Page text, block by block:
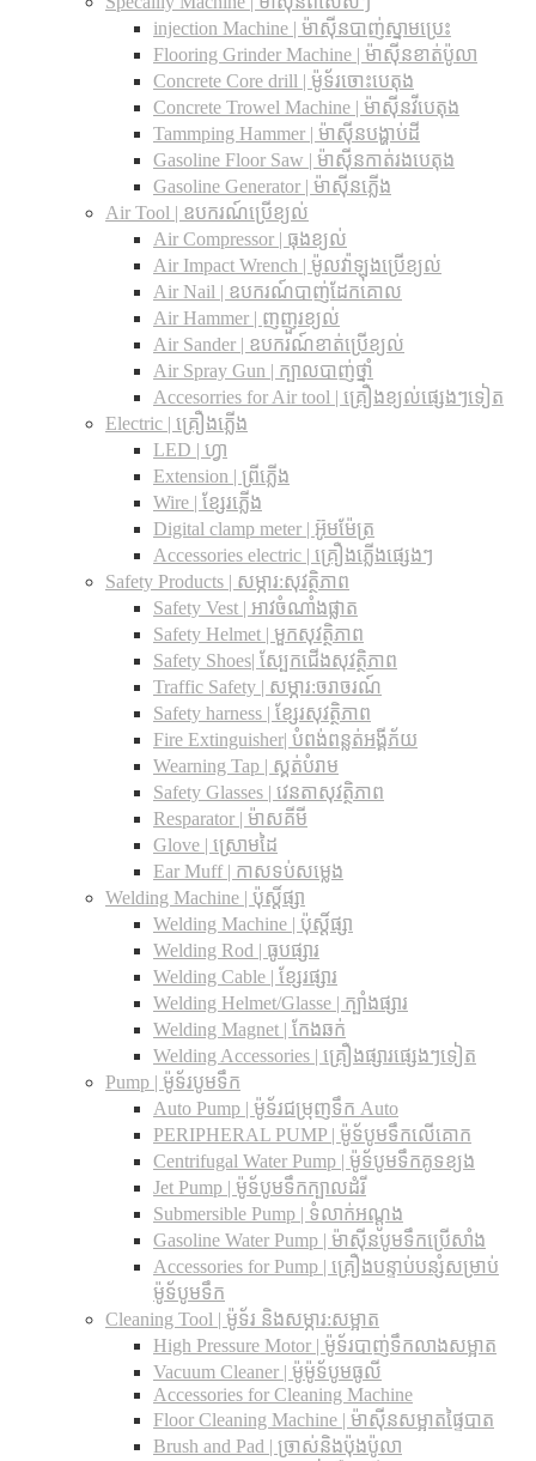
injection Machine | ម៉ាស៊ីនបាញ់ស្នាមប្រេះ
Flooring Grinder Machine | ម៉ាស៊ីនខាត់ប៉ូលា
Concrete Core drill | ម៉ូទ័រចោះបេតុង
Concrete Trowel Machine | ម៉ាស៊ីនវីបេតុង
Tammping Hammer | ម៉ាស៊ីនបង្ហាប់ដី
Gasoline Floor Saw | ម៉ាស៊ីនកាត់រងបេតុង
Gasoline Generator | ម៉ាស៊ីនភ្លើង
Air Tool | ឧបករណ៍ប្រើខ្យល់
Air Compressor | ធុងខ្យល់
Air Impact Wrench | ម៉ូលវ៉ាឡុងប្រើខ្យល់
Air Nail | ឧបករណ៍បាញ់ដែកគោល
Air Hammer | ញញួរខ្យល់
Air Sander | ឧបករណ៍ខាត់ប្រើខ្យល់
Air Spray Gun | ក្បាលបាញ់ថ្នាំ
Accesorries for Air tool | គ្រឿងខ្យល់ផ្សេងៗទៀត
Electric | គ្រឿងភ្លើង
LED | ហ្វា
Extension | ព្រីភ្លើង
Wire | ខ្សែរភ្លើង
Digital clamp meter | អ៊ូមម៉ែត្រ
Accessories electric | គ្រឿងភ្លើងផ្សេងៗ
Safety Products | សម្ភារ:សុវត្ថិភាព
Safety Vest | អាវចំណាំងផ្លាត
Safety Helmet | មួកសុវត្ថិភាព
Safety Shoes| ស្បែកជើងសុវត្ថិភាព
Traffic Safety​ | សម្ភារ:ចរាចរណ៍
Safety harness | ខ្សែរសុវត្ថិភាព
Fire Extinguisher| បំពង់ពន្លត់អង្គីភ័យ
Wearning Tap | ស្គត់បំរាម
Safety Glasses | វេនតាសុវត្ថិភាព
Resparator | ម៉ាសគីមី
Glove | ស្រោមដៃ
Ear Muff | កាសទប់សម្លេង
Welding Machine | ប៉ុស្តិ៍ផ្សា
Welding Machine | ប៉ុស្តិ៍ផ្សា
Welding Rod | ធូបផ្សារ
Welding Cable | ខ្សែរផ្សារ
Welding Helmet/Glasse | ក្បាំងផ្សារ
Welding Magnet | កែងឆក់
Welding Accessories | គ្រឿងផ្សារផ្សេងៗទៀត
Pump | ម៉ូទ័របូមទឹក
Auto Pump | ម៉ូទ័រជម្រុញទឹក Auto
PERIPHERAL PUMP | ម៉ូទ័បូមទឹកលើគោក
Centrifugal Water Pump | ម៉ូទ័បូមទឹកគូទខ្យង
Jet Pump | ម៉ូទ័បូមទឹកក្បាលដំរី
Submersible Pump | ទំលាក់អណ្តូង
Gasoline Water Pump | ម៉ាស៊ីនបូមទឹកប្រើសាំង
Accessories for Pump | គ្រឿងបន្ទាប់បន្សំសម្រាប់
ម៉ូទ័បូមទឹក
Cleaning Tool | ម៉ូទ័រ និងសម្ភារ:សម្អាត
High Pressure Motor | ម៉ូទ័របាញ់ទឹកលាងសម្អាត
Vacuum Cleaner | ម៉ូម៉ូទ័បូមធូលី
Accessories for Cleaning Machine
Floor Cleaning Machine | ម៉ាស៊ីនសម្អាតផ្ទៃបាត
Brush and Pad | ច្រាស់និងប៉ុងប៉ូលា